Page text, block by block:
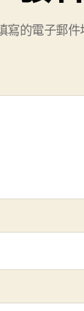
寫的電子郵件